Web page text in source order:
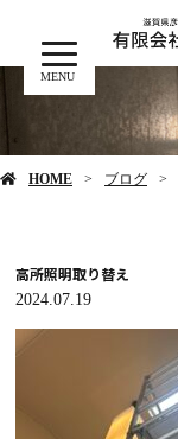
MENU
HOME ブログ
高所照明取り替え
2024.07.19